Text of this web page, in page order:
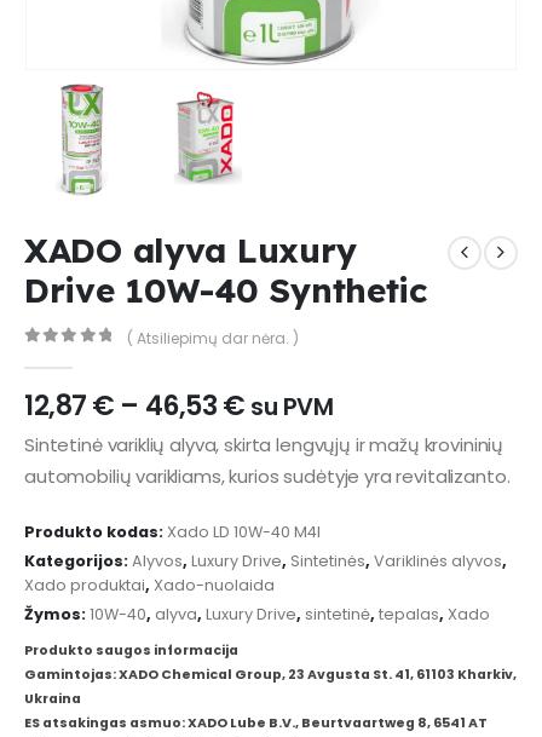
XADO alyva Luxury
Drive 10W-40 Synthetic
( Atsiliepimų dar nėra. )
12,87€ – 46,53€Price
range:
12,87 €
through
su PVM
Sintetinė variklių alyva, skirta lengvųjų ir mažų krovininių
automobilių varikliams, kurios sudėtyje yra revitalizanto.
Produkto kodas: Xado LD 10W-40 M4l
Kategorijos: Alyvos, Luxury Drive, Sintetinės, Variklinės alyvos,
Xado produktai, Xado-nuolaida
Žymos: 10W-40, alyva, Luxury Drive, sintetinė, tepalas, Xado
Produkto saugos informacija
Gamintojas: XADO Chemical Group, 23 Avgusta St. 41, 61103 Kharkiv,
Ukraina
ES atsakingas asmuo: XADO Lube B.V., Beurtvaartweg 8, 6541 AT